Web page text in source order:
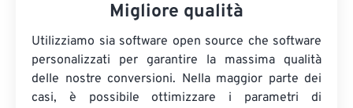
Migliore qualità
Utilizziamo sia software open source che software
personalizzati per garantire la massima qualità
delle nostre conversioni. Nella maggior parte dei
casi, è possibile ottimizzare i parametri di